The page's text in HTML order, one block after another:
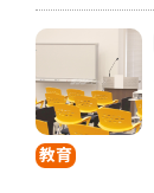
教育